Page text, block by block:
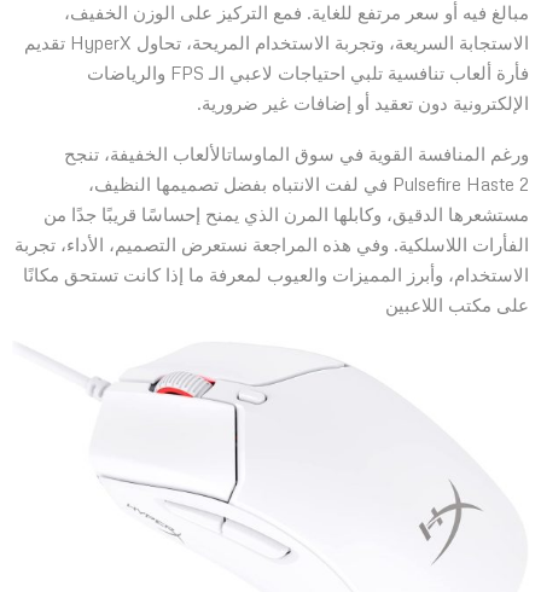
مبالغ فيه أو سعر مرتفع للغاية. فمع التركيز على الوزن الخفيف،
الاستجابة السريعة، وتجربة الاستخدام المريحة، تحاول HyperX تقديم
فأرة ألعاب تنافسية تلبي احتياجات لاعبي الـ FPS والرياضات
الإلكترونية دون تعقيد أو إضافات غير ضرورية.
ورغم المنافسة القوية في سوق الماوساتالألعاب الخفيفة، تنجح
Pulsefire Haste 2 في لفت الانتباه بفضل تصميمها النظيف،
مستشعرها الدقيق، وكابلها المرن الذي يمنح إحساسًا قريبًا جدًا من
الفأرات اللاسلكية. وفي هذه المراجعة نستعرض التصميم، الأداء، تجربة
الاستخدام، وأبرز المميزات والعيوب لمعرفة ما إذا كانت تستحق مكانًا
على مكتب اللاعبين